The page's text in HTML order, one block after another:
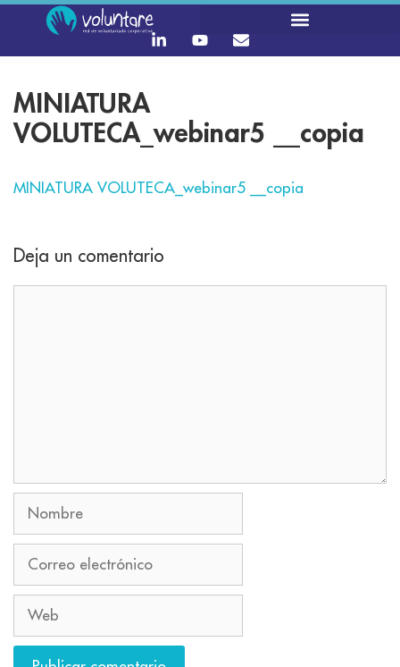
MINIATURA
VOLUTECA_webinar5 __copia
MINIATURA VOLUTECA_webinar5 __copia
Deja un comentario